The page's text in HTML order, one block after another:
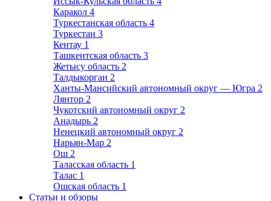
Каракол 4
Туркестанская область 4
Туркестан 3
Кентау 1
Ташкентская область 3
Жетысу область 2
Талдыкорган 2
Ханты-Мансийский автономный округ — Югра 2
Лянтор 2
Чукотский автономный округ 2
Анадырь 2
Ненецкий автономный округ 2
Нарьян-Мар 2
Ош 2
Таласская область 1
Талас 1
Ошская область 1
Статьи и обзоры